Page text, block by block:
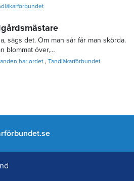
sägs det. Om man sår får man skörda.
blommat över,…
har ordet Tandläkarförbundet